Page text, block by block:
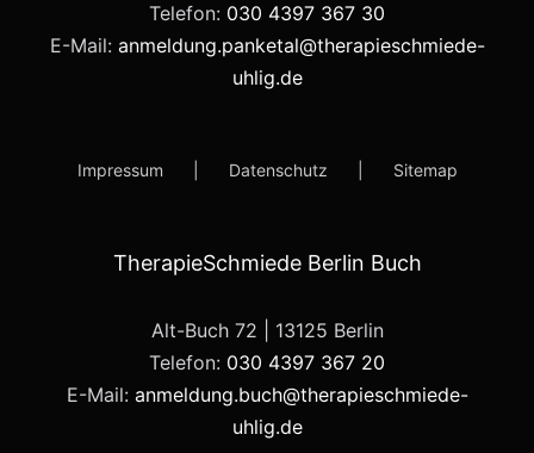
Telefon: 030 4397 367 30
E-Mail: anmeldung.panketal@therapieschmiede-
uhlig.de
Impressum Datenschutz Sitemap
TherapieSchmiede Berlin Buch
Alt-Buch 72 | 13125 Berlin
Telefon: 030 4397 367 20
E-Mail: anmeldung.buch@therapieschmiede-
uhlig.de